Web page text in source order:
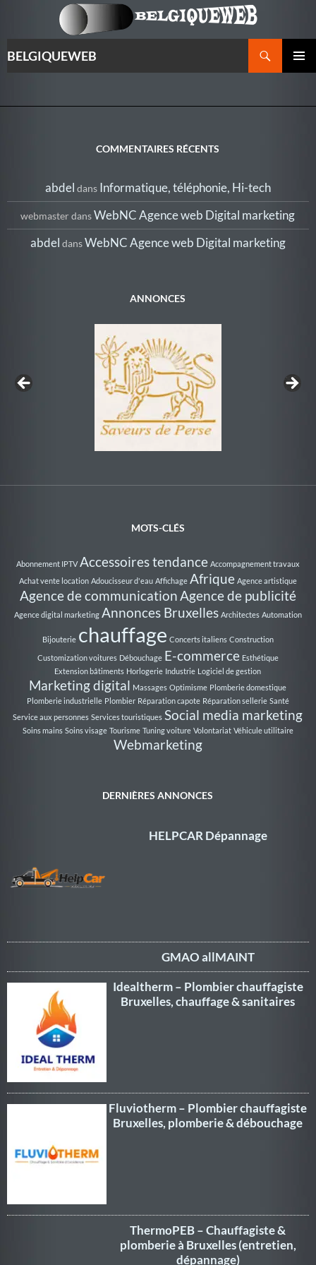
BELGIQUEWEB
CONTENU
COMMENTAIRES RÉCENTS
abdel dans Informatique, téléphonie, Hi-tech
webmasterdansWebNC Agence web Digital marketing
abdel dansWebNC Agence web Digital marketing
ANNONCES
Au Rythme de la Nage
MOTS-CLÉS
Abonnement IPTV Accessoires tendance Accompagnement travaux
Achat vente location Adoucisseur d'eau Affichage Afrique Agence artistique
Agence de communicationAgence de publicité
Agence digital marketing Annonces Bruxelles Architectes Automation
Bijouterie chauffage Concerts italiens Construction
Customization voitures Débouchage E-commerce Esthétique
Extension bâtiments Horlogerie Industrie Logiciel de gestion
Marketing digital Massages Optimisme Plomberie domestique
Plomberie industrielle Plombier Réparation capote Réparation sellerie Santé
Service aux personnes Services touristiques Social media marketing
Soins mains Soins visage Tourisme Tuning voiture Volontariat Véhicule utilitaire
Webmarketing
DERNIÈRES ANNONCES
HELPCAR Dépannage
GMAO allMAINT
Idealtherm – Plombier chauffagiste
Bruxelles, chauffage & sanitaires
Fluviotherm – Plombier chauffagiste
Bruxelles, plomberie & débouchage
ThermoPEB – Chauffagiste &
plomberie à Bruxelles (entretien,
dépannage)